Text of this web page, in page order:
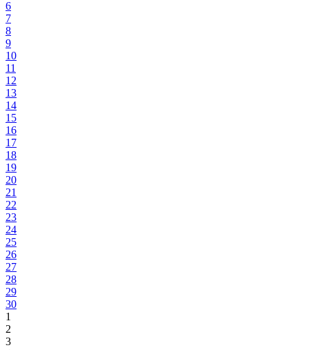
6
7
8
9
10
11
12
13
14
15
16
17
18
19
20
21
22
23
24
25
26
27
28
29
30
1
2
3